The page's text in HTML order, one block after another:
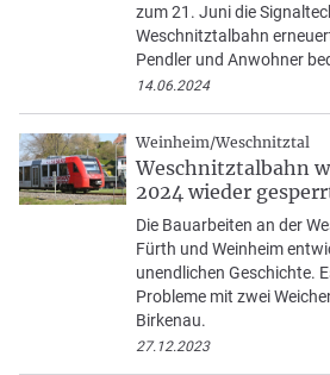
zum 21. Juni die
Weschnitztalbahn
Pendler und Anwohner
14.06.2024
Weinheim/Weschnitztal
Weschnitztalbahn
2024 wieder
Die Bauarbeiten an der
Fürth und Weinheim
unendlichen Geschichte.
Probleme mit zwei
Birkenau.
27.12.2023